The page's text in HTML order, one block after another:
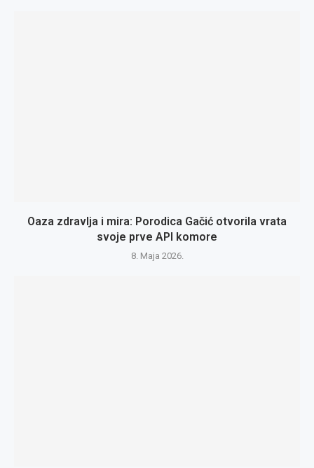
Oaza zdravlja i mira: Porodica Gačić otvorila vrata
svoje prve API komore
8. Maja 2026.